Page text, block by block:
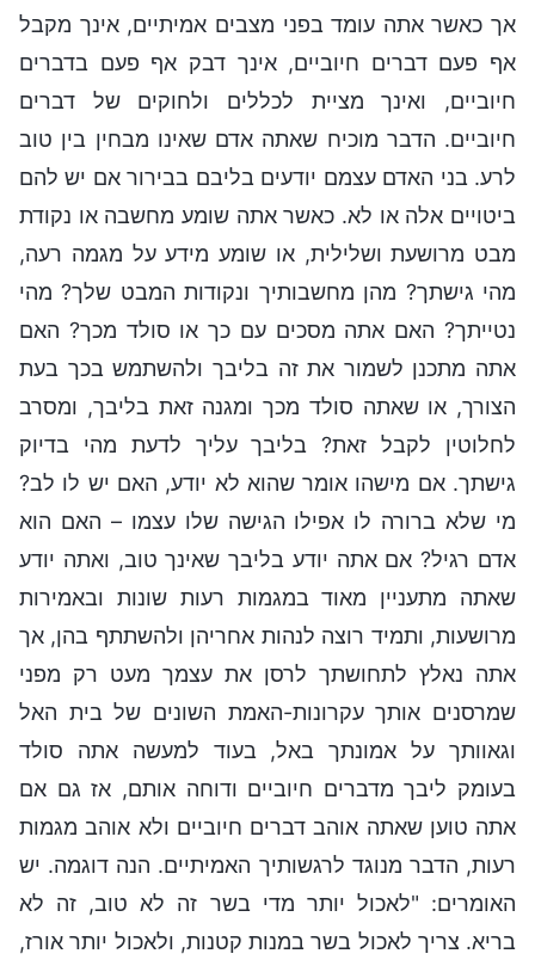
אך כאשר אתה עומד בפני מצבים אמיתיים, אינך מקבל
אף פעם דברים חיוביים, אינך דבק אף פעם בדברים
חיוביים, ואינך מציית לכללים ולחוקים של דברים
חיוביים. הדבר מוכיח שאתה אדם שאינו מבחין בין טוב
לרע. בני האדם עצמם יודעים בליבם בבירור אם יש להם
ביטויים אלה או לא. כאשר אתה שומע מחשבה או נקודת
מבט מרושעת ושלילית, או שומע מידע על מגמה רעה,
מהי גישתך? מהן מחשבותיך ונקודות המבט שלך? מהי
נטייתך? האם אתה מסכים עם כך או סולד מכך? האם
אתה מתכנן לשמור את זה בליבך ולהשתמש בכך בעת
הצורך, או שאתה סולד מכך ומגנה זאת בליבך, ומסרב
לחלוטין לקבל זאת? בליבך עליך לדעת מהי בדיוק
גישתך. אם מישהו אומר שהוא לא יודע, האם יש לו לב?
מי שלא ברורה לו אפילו הגישה שלו עצמו – האם הוא
אדם רגיל? אם אתה יודע בליבך שאינך טוב, ואתה יודע
שאתה מתעניין מאוד במגמות רעות שונות ובאמירות
מרושעות, ותמיד רוצה לנהות אחריהן ולהשתתף בהן, אך
אתה נאלץ לתחושתך לרסן את עצמך מעט רק מפני
שמרסנים אותך עקרונות-האמת השונים של בית האל
וגאוותך על אמונתך באל, בעוד למעשה אתה סולד
בעומק ליבך מדברים חיוביים ודוחה אותם, אז גם אם
אתה טוען שאתה אוהב דברים חיוביים ולא אוהב מגמות
רעות, הדבר מנוגד לרגשותיך האמיתיים. הנה דוגמה. יש
האומרים: "לאכול יותר מדי בשר זה לא טוב, זה לא
בריא. צריך לאכול בשר במנות קטנות, ולאכול יותר אורז,